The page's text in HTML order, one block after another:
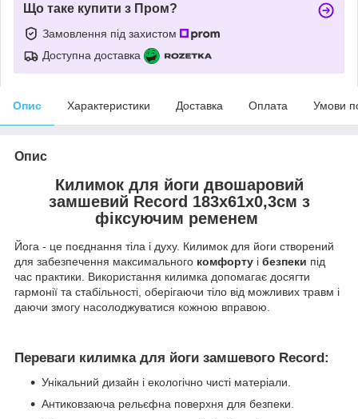
Що таке купити з Пром?
Замовлення під захистом
Доступна доставка
Опис Характеристики Доставка Оплата Умови
Опис
Килимок для йоги двошаровий
замшевий Record 183x61x0,3см з
фіксуючим ременем
Йога - це поєднання тіла і духу. Килимок для йоги створений
для забезпечення максимального комфорту і безпеки під
час практики. Використання килимка допомагає досягти
гармонії та стабільності, оберігаючи тіло від можливих травм і
даючи змогу насолоджуватися кожною вправою.
Переваги килимка для йоги замшевого Record:
Унікальний дизайн і екологічно чисті матеріали.
Антиковзаюча рельєфна поверхня для безпеки.